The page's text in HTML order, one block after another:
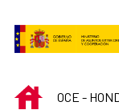
INICIO
OCE -